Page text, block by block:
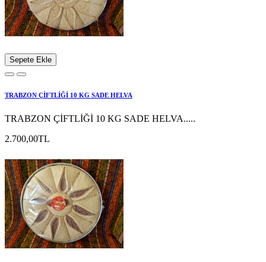
Sepete Ekle
TRABZON ÇİFTLİĞİ 10 KG SADE HELVA
TRABZON ÇİFTLİĞİ 10 KG SADE HELVA.....
2.700,00TL